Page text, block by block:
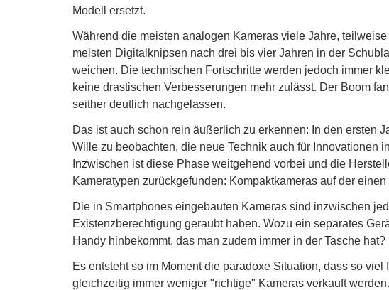
Modell ersetzt.
Während die meisten analogen Kameras viele Jahre,
meisten Digitalknipsen nach drei bis vier Jahren in der
weichen. Die technischen Fortschritte werden jedoch immer
keine drastischen Verbesserungen mehr zulässt. Der Boom
seither deutlich nachgelassen.
Das ist auch schon rein äußerlich zu erkennen: In den ersten
Wille zu beobachten, die neue Technik auch für Innovationen
Inzwischen ist diese Phase weitgehend vorbei und die
Kameratypen zurückgefunden: Kompaktkameras auf der
Die in Smartphones eingebauten Kameras sind inzwischen
Existenzberechtigung geraubt haben. Wozu ein separates
Handy hinbekommt, das man zudem immer in der Tasche hat?
Es entsteht so im Moment die paradoxe Situation, dass so
gleichzeitig immer weniger "richtige" Kameras verkauft